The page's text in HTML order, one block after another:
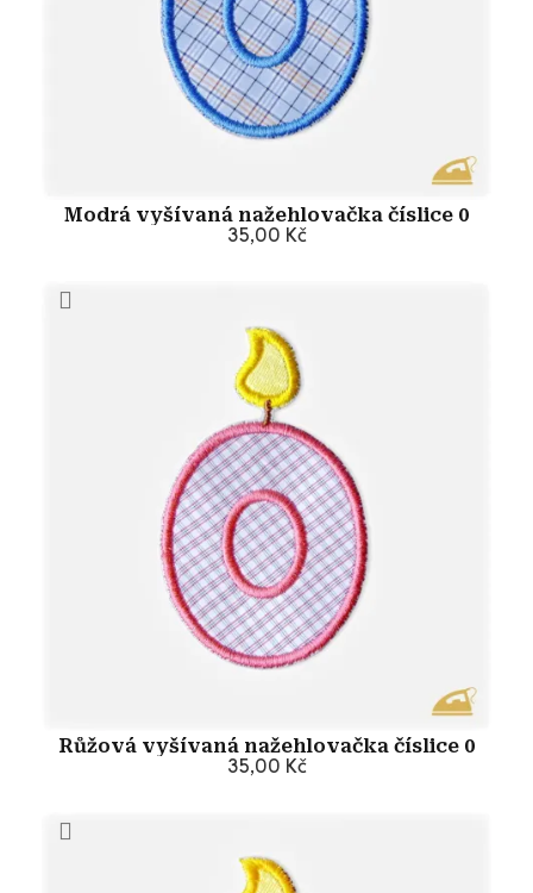
Modrá vyšívaná nažehlovačka číslice 0
35,00 Kč
Přidat do košíku
Růžová vyšívaná nažehlovačka číslice 0
35,00 Kč
Přidat do košíku